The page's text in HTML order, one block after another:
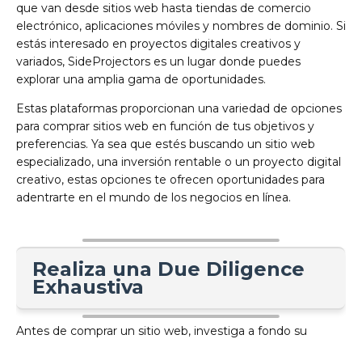
que van desde sitios web hasta tiendas de comercio
electrónico, aplicaciones móviles y nombres de dominio. Si
estás interesado en proyectos digitales creativos y
variados, SideProjectors es un lugar donde puedes
explorar una amplia gama de oportunidades.
Estas plataformas proporcionan una variedad de opciones
para comprar sitios web en función de tus objetivos y
preferencias. Ya sea que estés buscando un sitio web
especializado, una inversión rentable o un proyecto digital
creativo, estas opciones te ofrecen oportunidades para
adentrarte en el mundo de los negocios en línea.
Realiza una Due Diligence
Exhaustiva
Antes de comprar un sitio web, investiga a fondo su